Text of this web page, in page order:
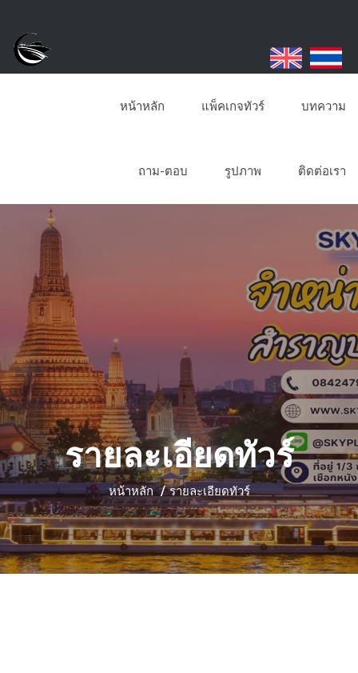
หน้าหลัก แพ็คเกจทัวร์ บทความ
ถาม-ตอบ รูปภาพ ติดต่อเรา
รายละเอียดทัวร์
หน้าหลัก รายละเอียดทัวร์